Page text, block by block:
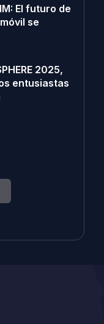
El futuro de
se
2025,
entusiastas